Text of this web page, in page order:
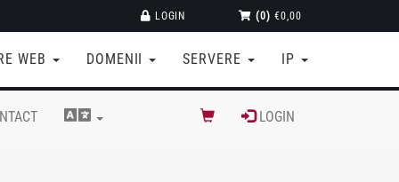
(0) €0,00
LOGIN
WEB DOMENII SERVERE IP
LOGIN